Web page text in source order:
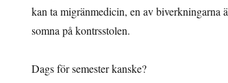
kan ta migränmedicin, en av biverkningarna
somna på kontrsstolen.
Dags för semester kanske?